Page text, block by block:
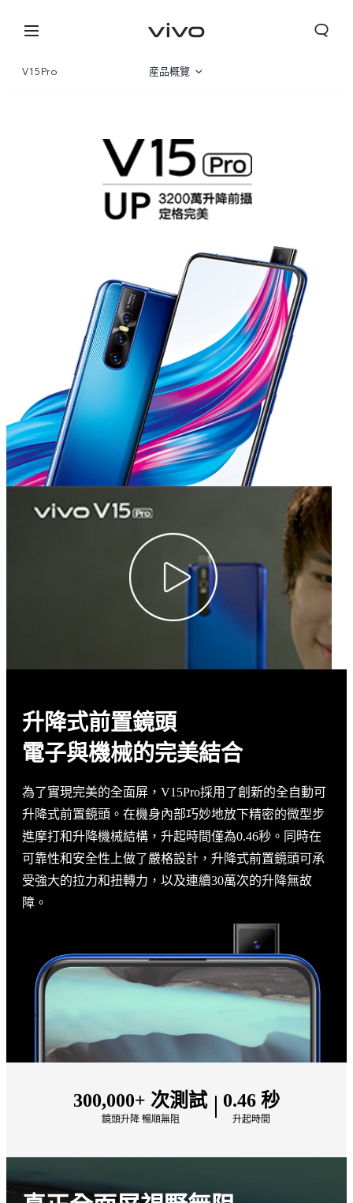
Select Location
V15Pro 産品概覽
升降式前置鏡頭
電子與機械的完美結合
為了實現完美的全面屏，V15Pro採用了創新的全自動可
升降式前置鏡頭。在機身內部巧妙地放下精密的微型步
進摩打和升降機械結構，升起時間僅為0.46秒。同時在
可靠性和安全性上做了嚴格設計，升降式前置鏡頭可承
受強大的拉力和扭轉力，以及連續30萬次的升降無故
障。
300,000+ 次測試
鏡頭升降 暢順無阻
0.46 秒
升起時間